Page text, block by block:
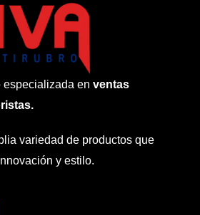
especializada en ventas
variedad de productos que
y estilo.